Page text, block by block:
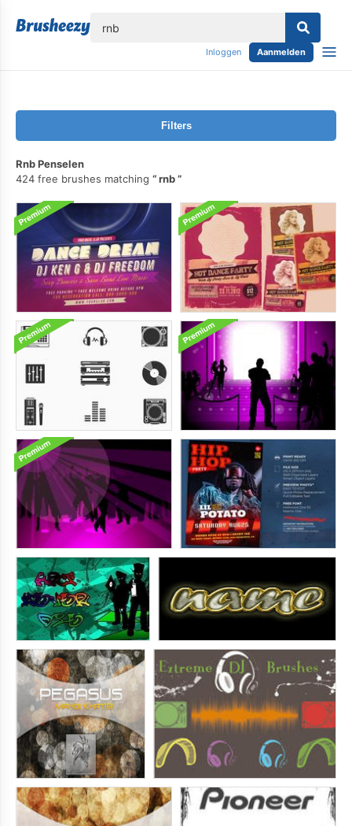
Inloggen Aanmelden
Filters
Rnb Penselen
424 free brushes matching
rnb